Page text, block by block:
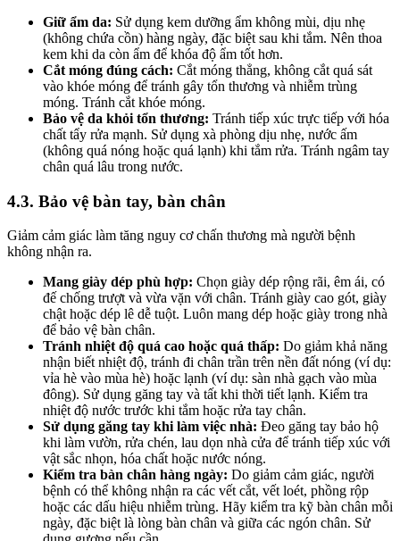
Giữ ẩm da: Sử dụng kem dưỡng ẩm không mùi, dịu nhẹ
(không chứa cồn) hàng ngày, đặc biệt sau khi tắm. Nên thoa
kem khi da còn ẩm để khóa độ ẩm tốt hơn.
Cắt móng đúng cách: Cắt móng thẳng, không cắt quá sát
vào khóe móng để tránh gây tổn thương và nhiễm trùng
móng. Tránh cắt khóe móng.
Bảo vệ da khỏi tổn thương: Tránh tiếp xúc trực tiếp với hóa
chất tẩy rửa mạnh. Sử dụng xà phòng dịu nhẹ, nước ấm
(không quá nóng hoặc quá lạnh) khi tắm rửa. Tránh ngâm tay
chân quá lâu trong nước.
4.3. Bảo vệ bàn tay, bàn chân
Giảm cảm giác làm tăng nguy cơ chấn thương mà người bệnh
không nhận ra.
Mang giày dép phù hợp: Chọn giày dép rộng rãi, êm ái, có
đế chống trượt và vừa vặn với chân. Tránh giày cao gót, giày
chật hoặc dép lê dễ tuột. Luôn mang dép hoặc giày trong nhà
để bảo vệ bàn chân.
Tránh nhiệt độ quá cao hoặc quá thấp: Do giảm khả năng
nhận biết nhiệt độ, tránh đi chân trần trên nền đất nóng (ví dụ:
vỉa hè vào mùa hè) hoặc lạnh (ví dụ: sàn nhà gạch vào mùa
đông). Sử dụng găng tay và tất khi thời tiết lạnh. Kiểm tra
nhiệt độ nước trước khi tắm hoặc rửa tay chân.
Sử dụng găng tay khi làm việc nhà: Đeo găng tay bảo hộ
khi làm vườn, rửa chén, lau dọn nhà cửa để tránh tiếp xúc với
vật sắc nhọn, hóa chất hoặc nước nóng.
Kiểm tra bàn chân hàng ngày: Do giảm cảm giác, người
bệnh có thể không nhận ra các vết cắt, vết loét, phồng rộp
hoặc các dấu hiệu nhiễm trùng. Hãy kiểm tra kỹ bàn chân mỗi
ngày, đặc biệt là lòng bàn chân và giữa các ngón chân. Sử